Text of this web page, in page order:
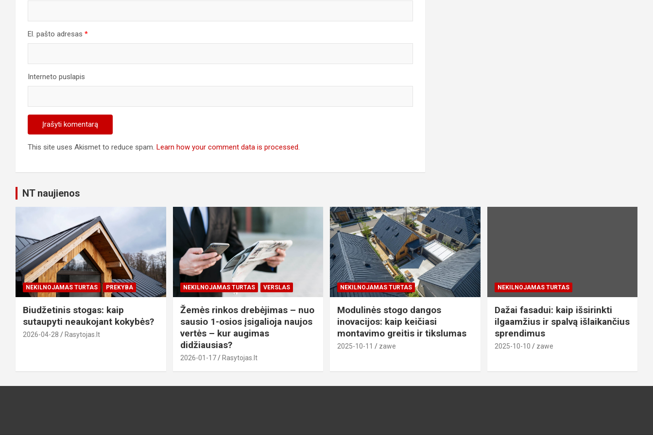
El. pašto adresas *
Interneto puslapis
This site uses Akismet to reduce spam. Learn how your comment data is processed.
NT naujienos
NEKILNOJAMAS TURTAS PREKYBA
Biudžetinis stogas: kaip
sutaupyti neaukojant kokybės?
2026-04-28 Rasytojas.lt
NEKILNOJAMAS TURTAS VERSLAS
Žemės rinkos drebėjimas – nuo
sausio 1-osios įsigalioja naujos
vertės – kur augimas
didžiausias?
2026-01-17 Rasytojas.lt
NEKILNOJAMAS TURTAS
Modulinės stogo dangos
inovacijos: kaip keičiasi
montavimo greitis ir tikslumas
2025-10-11 zawe
NEKILNOJAMAS TURTAS
Dažai fasadui: kaip išsirinkti
ilgaamžius ir spalvą išlaikančius
sprendimus
2025-10-10 zawe